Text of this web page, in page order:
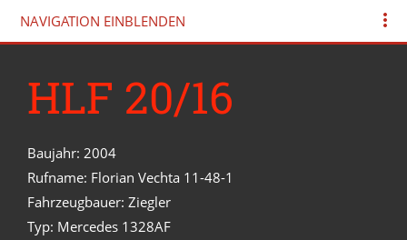
NAVIGATION EINBLENDEN
HLF 20/16
Baujahr: 2004
Rufname: Florian Vechta 11-48-1
Fahrzeugbauer: Ziegler
Typ: Mercedes 1328AF